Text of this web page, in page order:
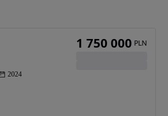
2024
1 750 000 PLN